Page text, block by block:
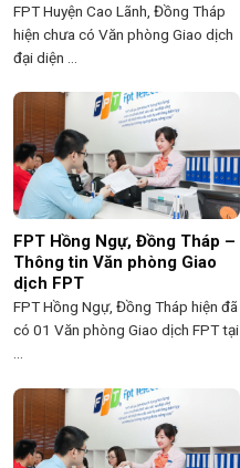
FPT Huyện Cao Lãnh, Đồng Tháp
hiện chưa có Văn phòng Giao dịch
đại diện ...
FPT Hồng Ngự, Đồng Tháp –
Thông tin Văn phòng Giao
dịch FPT
FPT Hồng Ngự, Đồng Tháp hiện đã
có 01 Văn phòng Giao dịch FPT tại
...